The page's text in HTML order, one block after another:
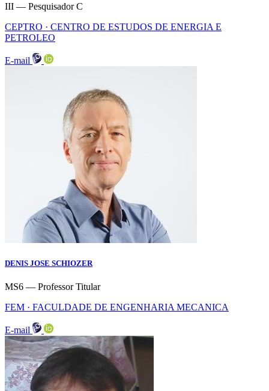
III — Pesquisador C
CEPTRO · CENTRO DE ESTUDOS DE ENERGIA E
PETROLEO
E-mail
DENIS JOSE SCHIOZER
MS6 — Professor Titular
FEM · FACULDADE DE ENGENHARIA MECANICA
E-mail